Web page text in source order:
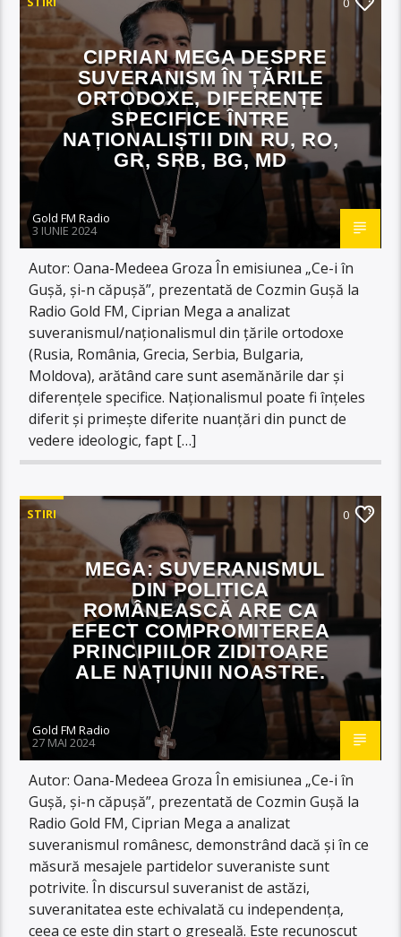
CIPRIAN MEGA DESPRE
SUVERANISM ÎN ȚĂRILE
ORTODOXE, DIFERENȚE
SPECIFICE ÎNTRE
NAȚIONALIȘTII DIN RU, RO,
GR, SRB, BG, MD
Gold FM Radio
3 IUNIE 2024
Autor: Oana-Medeea Groza În emisiunea „Ce-i în
Gușă, și-n căpușă”, prezentată de Cozmin Gușă la
Radio Gold FM, Ciprian Mega a analizat
suveranismul/naționalismul din țările ortodoxe
(Rusia, România, Grecia, Serbia, Bulgaria,
Moldova), arătând care sunt asemănările dar și
diferențele specifice. Naționalismul poate fi înțeles
diferit și primește diferite nuanțări din punct de
vedere ideologic, fapt […]
STIRI 0
MEGA: SUVERANISMUL
DIN POLITICA
ROMÂNEASCĂ ARE CA
EFECT COMPROMITEREA
PRINCIPIILOR ZIDITOARE
ALE NAȚIUNII NOASTRE.
Gold FM Radio
27 MAI 2024
Autor: Oana-Medeea Groza În emisiunea „Ce-i în
Gușă, și-n căpușă”, prezentată de Cozmin Gușă la
Radio Gold FM, Ciprian Mega a analizat
suveranismul românesc, demonstrând dacă și în ce
măsură mesajele partidelor suveraniste sunt
potrivite. În discursul suveranist de astăzi,
suveranitatea este echivalată cu independența,
ceea ce este din start o greșeală. Este recunoscut